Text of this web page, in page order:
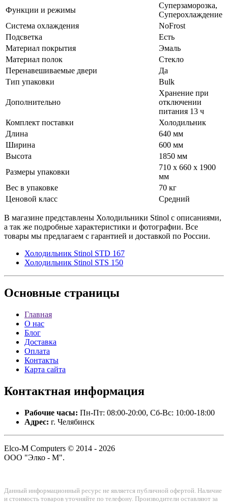
Функции и режимы
Суперзаморозка,
Суперохлаждение
Система охлаждения
NoFrost
Подсветка
Есть
Материал покрытия
Эмаль
Материал полок
Стекло
Перенавешиваемые двери
Да
Тип упаковки
Bulk
Дополнительно
Хранение при
отключении
питания 13 ч
Комплект поставки
Холодильник
Длина
640 мм
Ширина
600 мм
Высота
1850 мм
Размеры упаковки
710 x 660 x 1900
мм
Вес в упаковке
70 кг
Ценовой класс
Средний
В магазине представлены Холодильники Stinol с описаниями,
а так же подробные характеристики и фотографии. Все
товары мы предлагаем с гарантией и доставкой по России.
Холодильник Stinol STD 167
Холодильник Stinol STS 150
Основные страницы
Главная
О нас
Блог
Доставка
Оплата
Контакты
Карта сайта
Контактная информация
Рабочие часы: Пн-Пт: 08:00-20:00, Сб-Вс: 10:00-18:00
Адрес: г. Челябинск
Elco-M Computers © 2014 - 2026
ООО "Элко - М".
Данный информационный ресурс не является публичной офертой. Наличие
и стоимость товаров уточняйте по телефону. Производители оставляют за